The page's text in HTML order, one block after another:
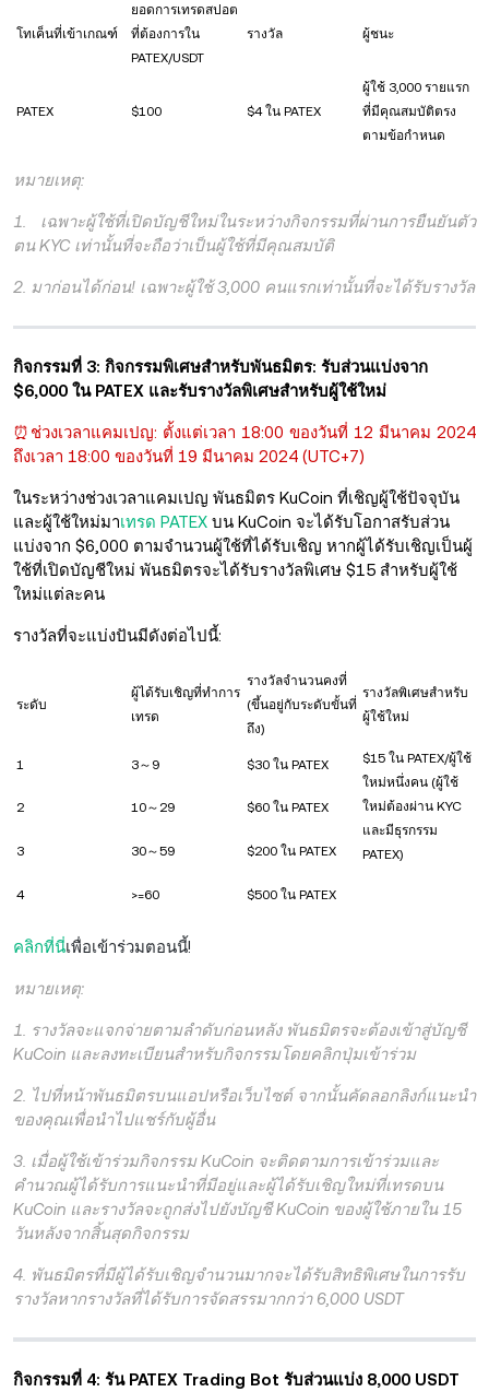
โทเค็นที่เข้าเกณฑ์
ยอดการเทรดสปอต
ที่ต้องการใน
PATEX/USDT
รางวัล ผู้ชนะ
PATEX $100 $4 ใน PATEX
ผู้ใช้ 3,000 รายแรก
ที่มีคุณสมบัติตรง
ตามข้อกำหนด
หมายเหตุ:
1. เฉพาะผู้ใช้ที่เปิดบัญชีใหม่ในระหว่างกิจกรรมที่ผ่านการยืนยันตัว
ตน KYC เท่านั้นที่จะถือว่าเป็นผู้ใช้ที่มีคุณสมบัติ
2. มาก่อนได้ก่อน! เฉพาะผู้ใช้ 3,000 คนแรกเท่านั้นที่จะได้รับรางวัล
กิจกรรมที่ 3: กิจกรรมพิเศษสำหรับพันธมิตร: รับส่วนแบ่งจาก
$6,000 ใน PATEX และรับรางวัลพิเศษสำหรับผู้ใช้ใหม่
⏰ช่วงเวลาแคมเปญ: ตั้งแต่เวลา 18:00 ของวันที่ 12 มีนาคม 2024
ถึงเวลา 18:00 ของวันที่ 19 มีนาคม 2024 (UTC+7)
ในระหว่างช่วงเวลาแคมเปญ พันธมิตร KuCoin ที่เชิญผู้ใช้ปัจจุบัน
และผู้ใช้ใหม่มาเทรด PATEX บน KuCoin จะได้รับโอกาสรับส่วน
แบ่งจาก $6,000 ตามจำนวนผู้ใช้ที่ได้รับเชิญ หากผู้ได้รับเชิญเป็นผู้
ใช้ที่เปิดบัญชีใหม่ พันธมิตรจะได้รับรางวัลพิเศษ $15 สำหรับผู้ใช้
ใหม่แต่ละคน
รางวัลที่จะแบ่งปันมีดังต่อไปนี้:
ระดับ
ผู้ได้รับเชิญที่ทำการ
เทรด
รางวัลจำนวนคงที่
(ขึ้นอยู่กับระดับขั้นที่
ถึง)
รางวัลพิเศษสำหรับ
ผู้ใช้ใหม่
1 3～9 $30 ใน PATEX
$15 ใน PATEX/ผู้ใช้
ใหม่หนึ่งคน (ผู้ใช้
ใหม่ต้องผ่าน KYC
และมีธุรกรรม
PATEX)
2 10～29 $60 ใน PATEX
3 30～59 $200 ใน PATEX
4 >=60 $500 ใน PATEX
คลิกที่นี่เพื่อเข้าร่วมตอนนี้!
หมายเหตุ:
1. รางวัลจะแจกจ่ายตามลำดับก่อนหลัง พันธมิตรจะต้องเข้าสู่บัญชี
KuCoin และลงทะเบียนสำหรับกิจกรรมโดยคลิกปุ่มเข้าร่วม
2. ไปที่หน้าพันธมิตรบนแอปหรือเว็บไซต์ จากนั้นคัดลอกลิงก์แนะนำ
ของคุณเพื่อนำไปแชร์กับผู้อื่น
3. เมื่อผู้ใช้เข้าร่วมกิจกรรม KuCoin จะติดตามการเข้าร่วมและ
คำนวณผู้ได้รับการแนะนำที่มีอยู่และผู้ได้รับเชิญใหม่ที่เทรดบน
KuCoin และรางวัลจะถูกส่งไปยังบัญชี KuCoin ของผู้ใช้ภายใน 15
วันหลังจากสิ้นสุดกิจกรรม
4. พันธมิตรที่มีผู้ได้รับเชิญจำนวนมากจะได้รับสิทธิพิเศษในการรับ
รางวัลหากรางวัลที่ได้รับการจัดสรรมากกว่า 6,000 USDT
กิจกรรมที่ 4: รัน PATEX Trading Bot รับส่วนแบ่ง 8,000 USDT